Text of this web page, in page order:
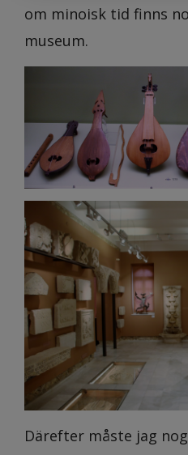
om minoisk tid finns
museum.
Därefter måste jag